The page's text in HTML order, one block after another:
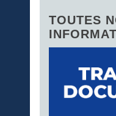
TOUTES